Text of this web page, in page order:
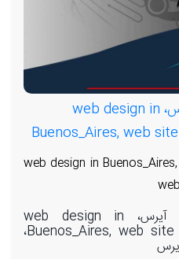
طراحی سایت در بوئنوس آیرس، web design in
Buenos_Aires, web
طراحی سایت در بوئنوس آیرس، web design in Buenos_Aires,
طراحی سایت در بوئنوس آیرس، web design in
Buenos_Aires, web site design in Buenos_Aires،